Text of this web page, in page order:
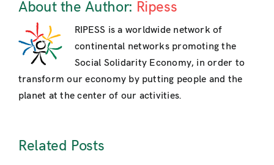
About the Author: Ripess
RIPESS is a worldwide network of
continental networks promoting the
Social Solidarity Economy, in order to
transform our economy by putting people and the
planet at the center of our activities.
Related Posts